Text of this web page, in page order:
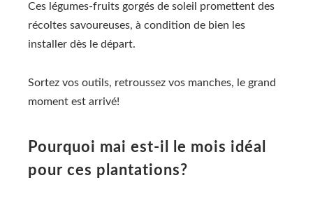
Ces légumes-fruits gorgés de soleil promettent des
récoltes savoureuses, à condition de bien les
installer dès le départ.
Sortez vos outils, retroussez vos manches, le grand
moment est arrivé!
Pourquoi mai est-il le mois idéal
pour ces plantations?